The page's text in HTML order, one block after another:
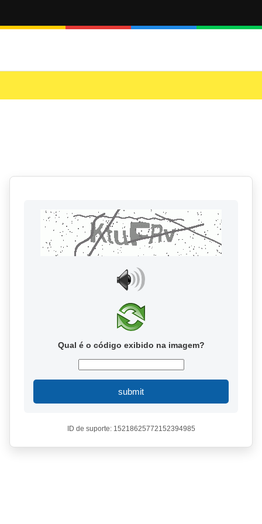
Qual é o código exibido na imagem?
submit
ID de suporte: 15218625772152394985